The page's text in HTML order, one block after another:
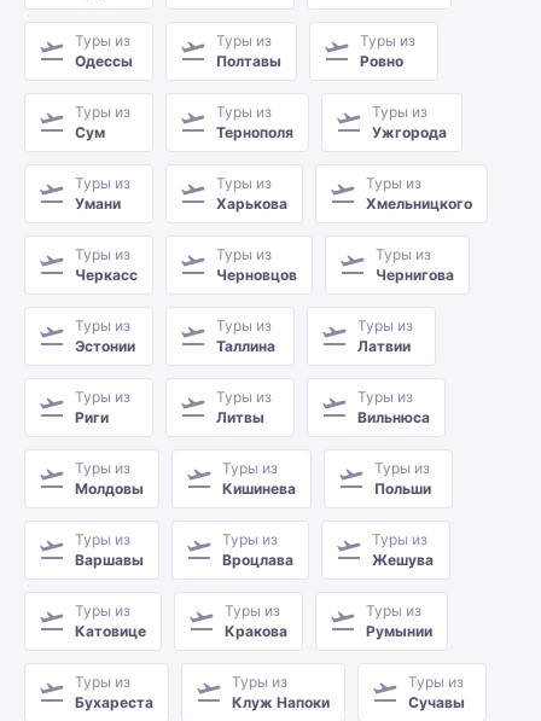
Туры из
Одессы
Туры из
Полтавы
Туры из
Ровно
Туры из
Сум
Туры из
Тернополя
Туры из
Ужгорода
Туры из
Умани
Туры из
Харькова
Туры из
Хмельницкого
Туры из
Черкасс
Туры из
Черновцов
Туры из
Чернигова
Туры из
Эстонии
Туры из
Таллина
Туры из
Латвии
Туры из
Риги
Туры из
Литвы
Туры из
Вильнюса
Туры из
Молдовы
Туры из
Кишинева
Туры из
Польши
Туры из
Варшавы
Туры из
Вроцлава
Туры из
Жешува
Туры из
Катовице
Туры из
Кракова
Туры из
Румынии
Туры из
Бухареста
Туры из
Клуж Напоки
Туры из
Сучавы